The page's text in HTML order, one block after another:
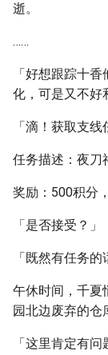
逝。
……
「好想跟踪十
化，可是又不好
「滴！获取支
任务描述：夜刀
奖励：500积分
「是否接受？」
「既然有任务的
午休时间，千夏
园北边废弃的仓
「这里肯定有